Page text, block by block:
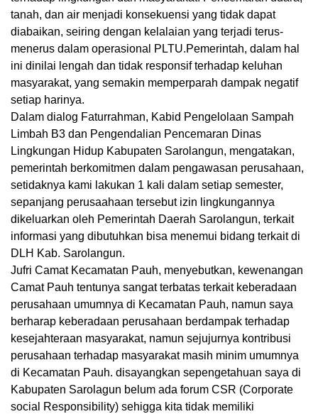
tanah, dan air menjadi konsekuensi yang tidak dapat
diabaikan, seiring dengan kelalaian yang terjadi terus-
menerus dalam operasional PLTU.Pemerintah, dalam hal
ini dinilai lengah dan tidak responsif terhadap keluhan
masyarakat, yang semakin memperparah dampak negatif
setiap harinya.
Dalam dialog Faturrahman, Kabid Pengelolaan Sampah
Limbah B3 dan Pengendalian Pencemaran Dinas
Lingkungan Hidup Kabupaten Sarolangun, mengatakan,
pemerintah berkomitmen dalam pengawasan perusahaan,
setidaknya kami lakukan 1 kali dalam setiap semester,
sepanjang perusaahaan tersebut izin lingkungannya
dikeluarkan oleh Pemerintah Daerah Sarolangun, terkait
informasi yang dibutuhkan bisa menemui bidang terkait di
DLH Kab. Sarolangun.
Jufri Camat Kecamatan Pauh, menyebutkan, kewenangan
Camat Pauh tentunya sangat terbatas terkait keberadaan
perusahaan umumnya di Kecamatan Pauh, namun saya
berharap keberadaan perusahaan berdampak terhadap
kesejahteraan masyarakat, namun sejujurnya kontribusi
perusahaan terhadap masyarakat masih minim umumnya
di Kecamatan Pauh. disayangkan sepengetahuan saya di
Kabupaten Sarolagun belum ada forum CSR (Corporate
social Responsibility) sehigga kita tidak memiliki